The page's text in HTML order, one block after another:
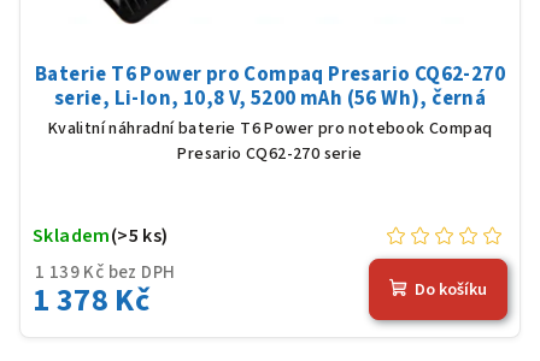
Baterie T6 Power pro Compaq Presario CQ62-270
serie, Li-Ion, 10,8 V, 5200 mAh (56 Wh), černá
Kvalitní náhradní baterie T6 Power pro notebook Compaq
Presario CQ62-270 serie
1 139 Kč bez DPH
1 378 Kč
Skladem(>5 ks)
Do košíku